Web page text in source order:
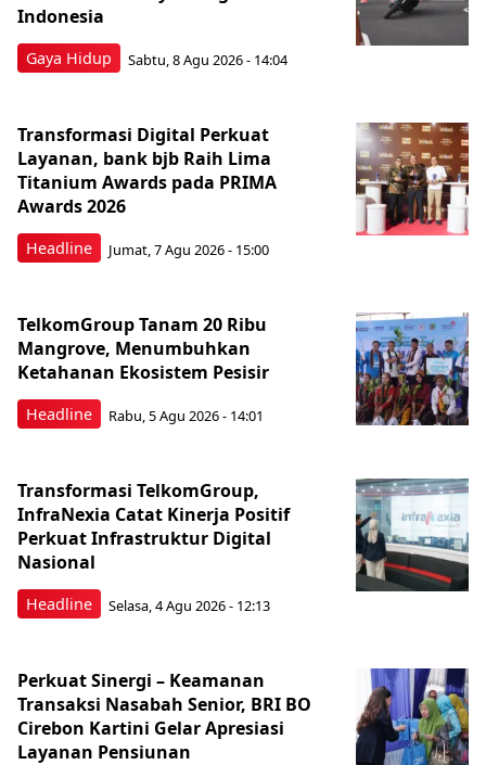
Gaya Hidup
Indonesia
Sabtu, 8 Agu 2026 - 14:04
Headline
Transformasi Digital Perkuat
Layanan, bank bjb Raih Lima
Titanium Awards pada PRIMA
Awards 2026
Jumat, 7 Agu 2026 - 15:00
Headline
TelkomGroup Tanam 20 Ribu
Mangrove, Menumbuhkan
Ketahanan Ekosistem Pesisir
Rabu, 5 Agu 2026 - 14:01
Headline
Transformasi TelkomGroup,
InfraNexia Catat Kinerja Positif
Perkuat Infrastruktur Digital
Nasional
Selasa, 4 Agu 2026 - 12:13
Perkuat Sinergi – Keamanan
Transaksi Nasabah Senior, BRI BO
Cirebon Kartini Gelar Apresiasi
Layanan Pensiunan